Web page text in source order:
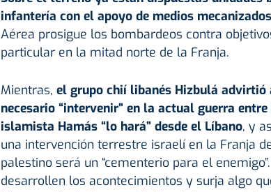
infantería con el apoyo de medios mecanizados
Aérea prosigue los bombardeos contra
particular en la mitad norte de la Franja.
Mientras, el grupo chií libanés Hizbulá advirtió
necesario “intervenir” en la actual guerra
islamista Hamás “lo hará” desde el Líbano, y
una intervención terrestre israelí en la Franja
palestino será un “cementerio para el
desarrollen los acontecimientos y surja algo